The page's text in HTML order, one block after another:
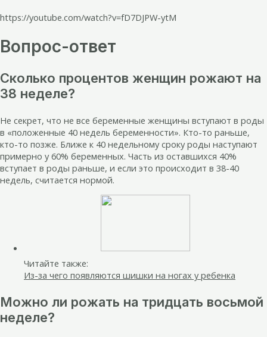
https://youtube.com/watch?v=fD7DJPW-ytM
Вопрос-ответ
Сколько процентов женщин рожают на
38 неделе?
Не секрет, что не все беременные женщины вступают в роды
в «положенные 40 недель беременности». Кто-то раньше,
кто-то позже. Ближе к 40 недельному сроку роды наступают
примерно у 60% беременных. Часть из оставшихся 40%
вступает в роды раньше, и если это происходит в 38-40
недель, считается нормой.
Читайте также:
Из-за чего появляются шишки на ногах у ребенка
Можно ли рожать на тридцать восьмой
неделе?